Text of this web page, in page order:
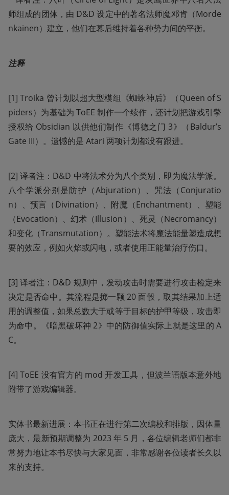
师组成的团体，由 D&D 设定中的著名法师魔邓肯（Morde
nkainen）建立，他们在幕后维持着各种势力间的平衡。
注释
[1] Troika 曾计划以超大型模组《蜘蛛神后》（Queen of S
piders）为基础为 ToEE 制作一个续作，还计划把游戏引擎
授权给 Obsidian 以供他们制作《博德之门 3》（Baldur’s
Gate III）。遗憾的是 Atari 两项计划都没有跟进。
[2] 译者注：D&D 中将法术分为八个类别，即为魔法学派。
八个学派分别是防护（Abjuration）、咒法（Conjuratio
n）、预言（Divination）、附魔（Enchantment）、塑能
（Evocation）、幻术（Illusion）、死灵（Necromancy）
和变化（Transmutation）。塑能法术将魔法能量塑造成想
要的效应，例如火焰或闪电，或者使用正能量治疗伤口。
[3] 译者注：D&D 规则中，发动攻击时需要进行攻击检定来
决定是否命中。其流程是掷一颗 20 面骰，取其结果加上适
用的调整值，如果总数大于或等于目标的护甲等级，攻击即
为命中。《暗黑破坏神 2》中的防御值实际上就是这里的 A
C。
[4] ToEE 没有官方的 mod 开发工具，但波兰语版本意外地
附带了游戏编辑器。
实体书最新进展：本书正在进行第二次编校和排版，因体量
庞大，最新预期调整为 2023 年 5 月，各位编辑老师们都非
常努力地让本书尽快与大家见面，非常感谢各位读者长久以
来的支持。